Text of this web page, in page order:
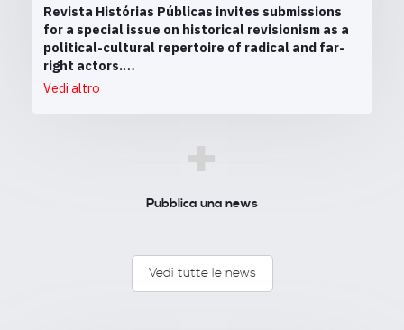
Revista Histórias Públicas invites submissions
for a special issue on historical revisionism as a
political-cultural repertoire of radical and far-
right actors.…
Vedi altro
+
Pubblica una news
Vedi tutte le news